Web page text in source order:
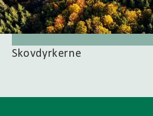
Skovdyrkerne